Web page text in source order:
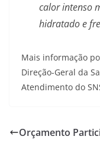
calor intenso
hidratado e
Mais informação
Direção-Geral da
Atendimento do
Orçamento